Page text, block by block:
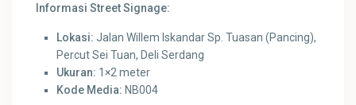
Informasi Street Signage:
Lokasi: Jalan Willem Iskandar Sp. Tuasan (Pancing),
Percut Sei Tuan, Deli Serdang
Ukuran: 1×2 meter
Kode Media: NB004